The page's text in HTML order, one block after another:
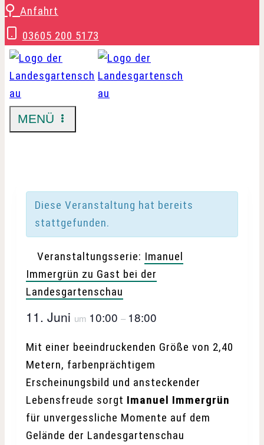
Zum
Inhalt
springen
⚲ Anfahrt
03605 200 5173
MENÜ
Diese Veranstaltung hat bereits
stattgefunden.
Veranstaltungsserie: Imanuel
Immergrün zu Gast bei der
Landesgartenschau
11. Juni um 10:00 – 18:00
Mit einer beeindruckenden Größe von 2,40
Metern, farbenprächtigem
Erscheinungsbild und ansteckender
Lebensfreude sorgt Imanuel Immergrün
für unvergessliche Momente auf dem
Gelände der Landesgartenschau